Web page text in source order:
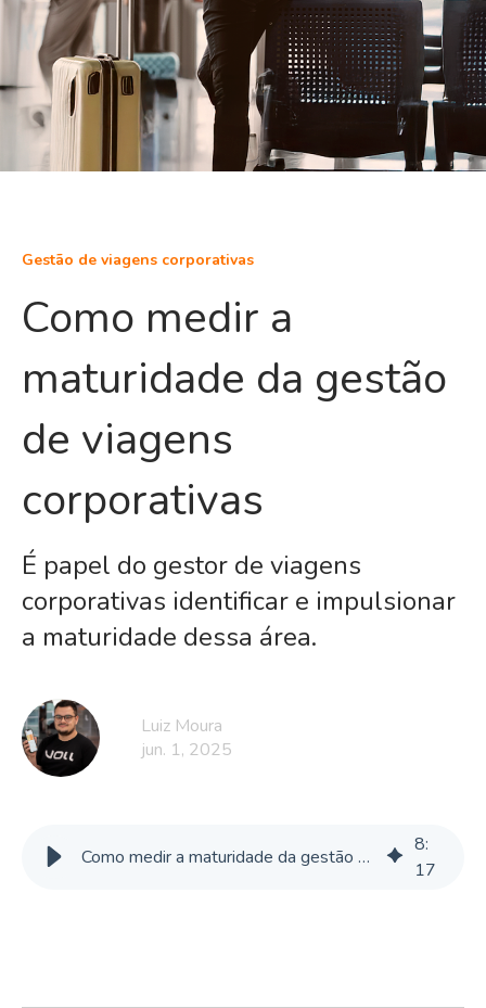
Gestão de viagens corporativas
Como medir a
maturidade da gestão
de viagens
corporativas
É papel do gestor de viagens
corporativas identificar e impulsionar
a maturidade dessa área.
Luiz Moura
jun. 1, 2025
Como medir a maturidade da gestão de viagens corporativas
8:
17